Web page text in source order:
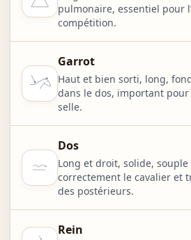
pulmonaire, essentiel pour
compétition.
Garrot
Haut et bien sorti, long,
dans le dos, important
selle.
Dos
Long et droit, solide,
correctement le cavalier et
des postérieurs.
Rein